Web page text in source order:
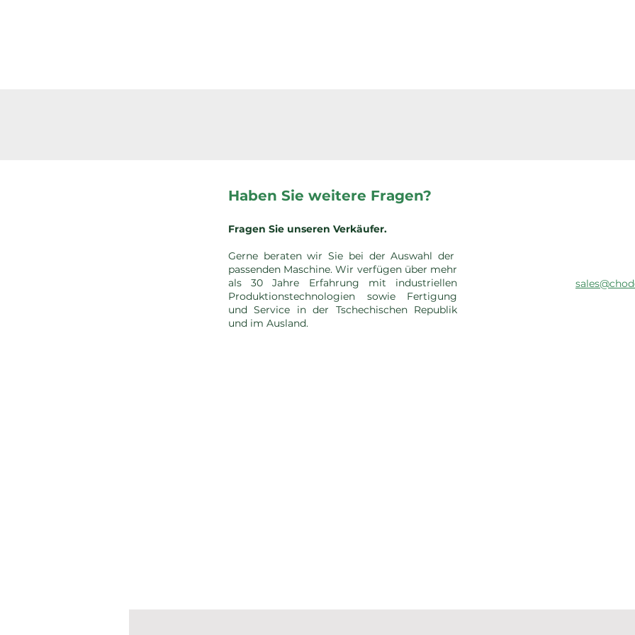
Haben Sie weitere Fragen?
Fragen Sie unseren Verkäufer.
Gerne beraten wir Sie bei der Auswahl der
passenden Maschine. Wir verfügen über mehr
als 30 Jahre Erfahrung mit industriellen
Produktionstechnologien sowie Fertigung
und Service in der Tschechischen Republik
und im Ausland.